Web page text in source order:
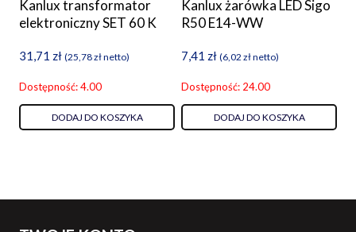
Kanlux transformator
elektroniczny SET 60 K
31,71 zł (25,78złnetto)
Dostępność: 4.00
DODAJ DO KOSZYKA
Kanlux żarówka LED Sigo
R50 E14-WW
7,41 zł (6,02 złnetto)
Dostępność: 24.00
DODAJ DO KOSZYKA